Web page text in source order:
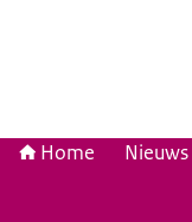
Home Nieuws